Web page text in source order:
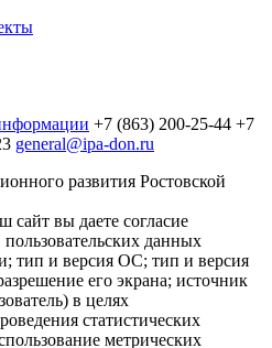
+7 (863) 200-25-44 +7
general@ipa-don.ru
развития Ростовской
сайт вы даете согласие
данных
тип и версия ОС; тип и версия
его экрана; источник
в целях
статистических
метрических